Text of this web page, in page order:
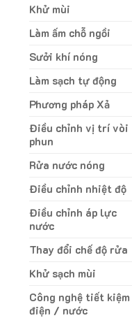
Khử mùi
Làm ấm chỗ ngồi
Sưởi khí nóng
Làm sạch tự động
Phương pháp Xả
Điều chỉnh vị trí vòi
phun
Rửa nước nóng
Điều chỉnh nhiệt độ
Điều chỉnh áp lực
nước
Thay đổi chế độ rửa
Khử sạch mùi
Công nghệ tiết kiệm
điện / nước